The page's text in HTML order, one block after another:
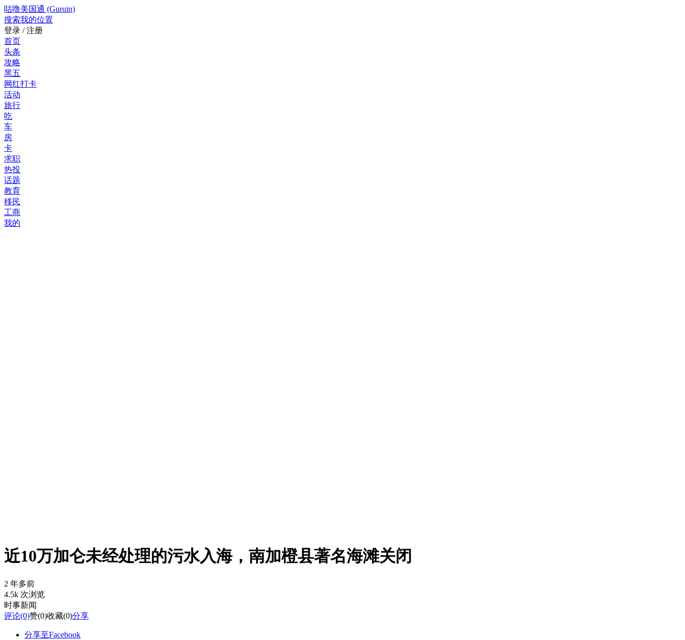
咕噜美国通 (Guruin)
搜索我的位置
登录 / 注册
首页
头条
攻略
黑五
网红打卡
活动
旅行
吃
车
房
卡
求职
热投
话题
教育
移民
工商
我的
近10万加仑未经处理的污水入海，南加橙县著名海滩关闭
2 年多前
4.5k 次浏览
时事新闻
评论(0)赞(0)收藏(0)分享
分享至Facebook